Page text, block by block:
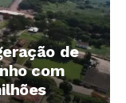
de
com